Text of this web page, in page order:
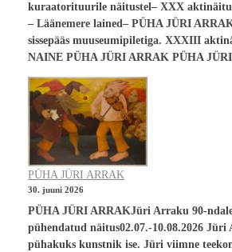
kuraatorituurile näitustel– XXX
– Läänemere lained– PÜHA JÜRI
sissepääs muuseumipiletiga. XXXIII
NAINE PÜHA JÜRI ARRAK PÜHA
PÜHA JÜRI ARRAK
30. juuni 2026
PÜHA JÜRI ARRAKJüri Arraku 90-ndale
pühendatud näitus02.07.-10.08.2026 Jüri
pühakuks kunstnik ise. Jüri viimne